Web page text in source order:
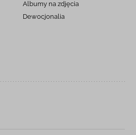
Albumy na zdjęcia
Dewocjonalia